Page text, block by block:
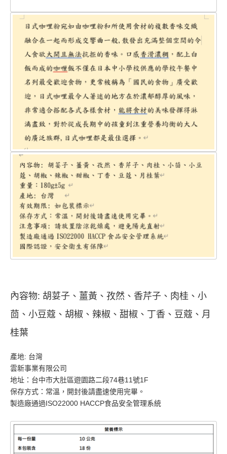
內容物: 胡荽子、薑黃、孜然、香芹子、肉桂、小
茴、小豆蔻、胡椒、辣椒、甜椒、丁香、豆蔻、月
桂葉
產地: 台灣
雲新事業有限公司
地址：台中市大肚區遊園路二段74巷11號1F
保存方式：常溫，開封後請盡速使用完畢。
製造廠通過ISO22000 HACCP食品安全管理系統